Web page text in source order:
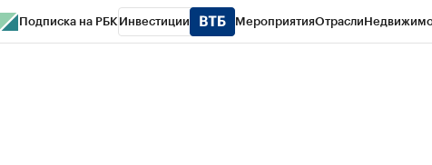
Подписка на РБК Инвестиции МероприятияОтрасли